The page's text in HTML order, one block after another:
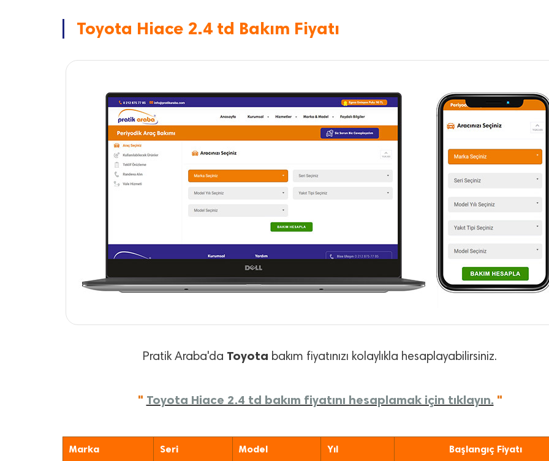
Toyota Hiace 2.4 td Bakım Fiyatı
Pratik Araba'da Toyota bakım fiyatınızı kolaylıkla hesaplayabilirsiniz.
" Toyota Hiace 2.4 td bakım fiyatını hesaplamak için tıklayın. "
Marka Seri Model Yıl Başlangıç Fiyatı